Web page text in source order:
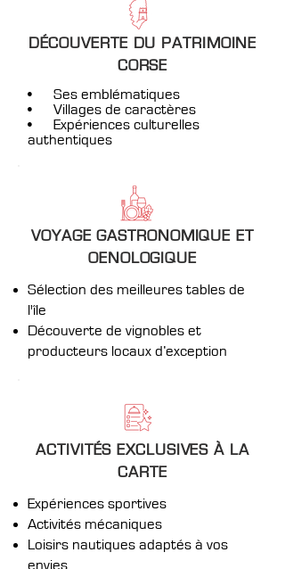
DÉCOUVERTE DU PATRIMOINE
CORSE
• Ses emblématiques
• Villages de caractères
• Expériences culturelles
authentiques
VOYAGE GASTRONOMIQUE ET
OENOLOGIQUE
Sélection des meilleures tables de
l'île
Découverte de vignobles et
producteurs locaux d’exception
ACTIVITÉS EXCLUSIVES À LA
CARTE
Expériences sportives
Activités mécaniques
Loisirs nautiques adaptés à vos
envies